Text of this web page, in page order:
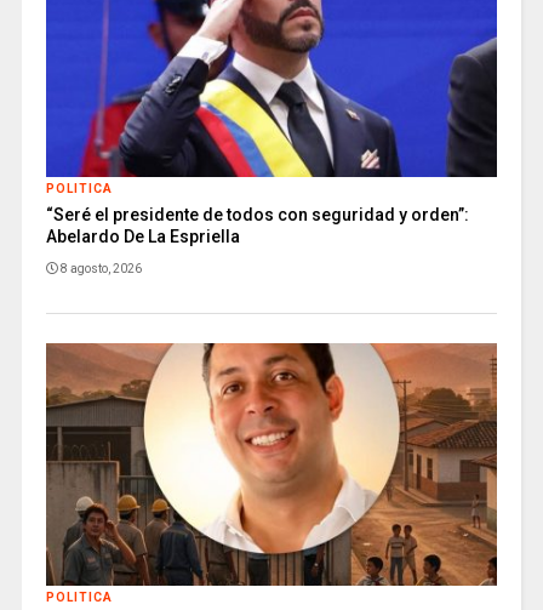
POLITICA
“Seré el presidente de todos con seguridad y orden”:
Abelardo De La Espriella
8 agosto, 2026
POLITICA